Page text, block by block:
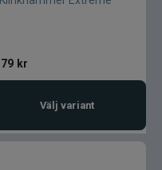
79 kr
Välj variant